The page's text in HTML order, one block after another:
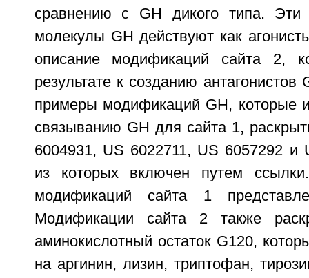
сравнению с GH дикого типа. Эти
молекулы GH действуют как
описание модификаций сайта 2,
результате к созданию
примеры модификаций GH, которые
связыванию GH для сайта 1,
6004931, US 6022711, US 6057292 и
из которых включен путем
модификаций сайта 1
Модификации сайта 2 также
аминокислотный остаток G120,
на аргинин, лизин, триптофан,